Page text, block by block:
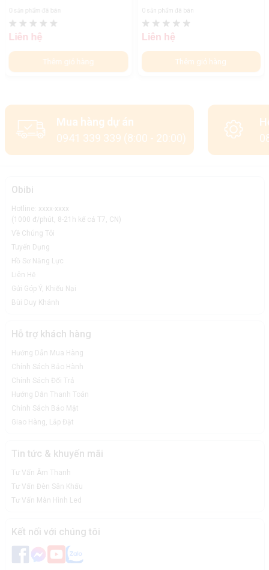
0 sản phẩm đã bán
Liên hệ
Thêm giỏ hàng
0 sản phẩm đã bán
Liên hệ
Thêm giỏ hàng
Mua hàng dự án
0941 339 339 (8:00 - 20:00)
Obibi
Hotline: xxxx-xxxx
(1000 đ/phút, 8-21h kể cả T7, CN)
Về Chúng Tôi
Tuyển Dụng
Hồ Sơ Năng Lực
Liên Hệ
Gửi Góp Ý, Khiếu Nại
Bùi Duy Khánh
Hỗ trợ khách hàng
Hướng Dẫn Mua Hàng
Chính Sách Bảo Hành
Chính Sách Đổi Trả
Hướng Dẫn Thanh Toán
Chính Sách Bảo Mật
Giao Hàng, Lắp Đặt
Tin tức & khuyến mãi
Tư Vấn Âm Thanh
Tư Vấn Đèn Sân Khấu
Tư Vấn Màn Hình Led
Kết nối với chúng tôi